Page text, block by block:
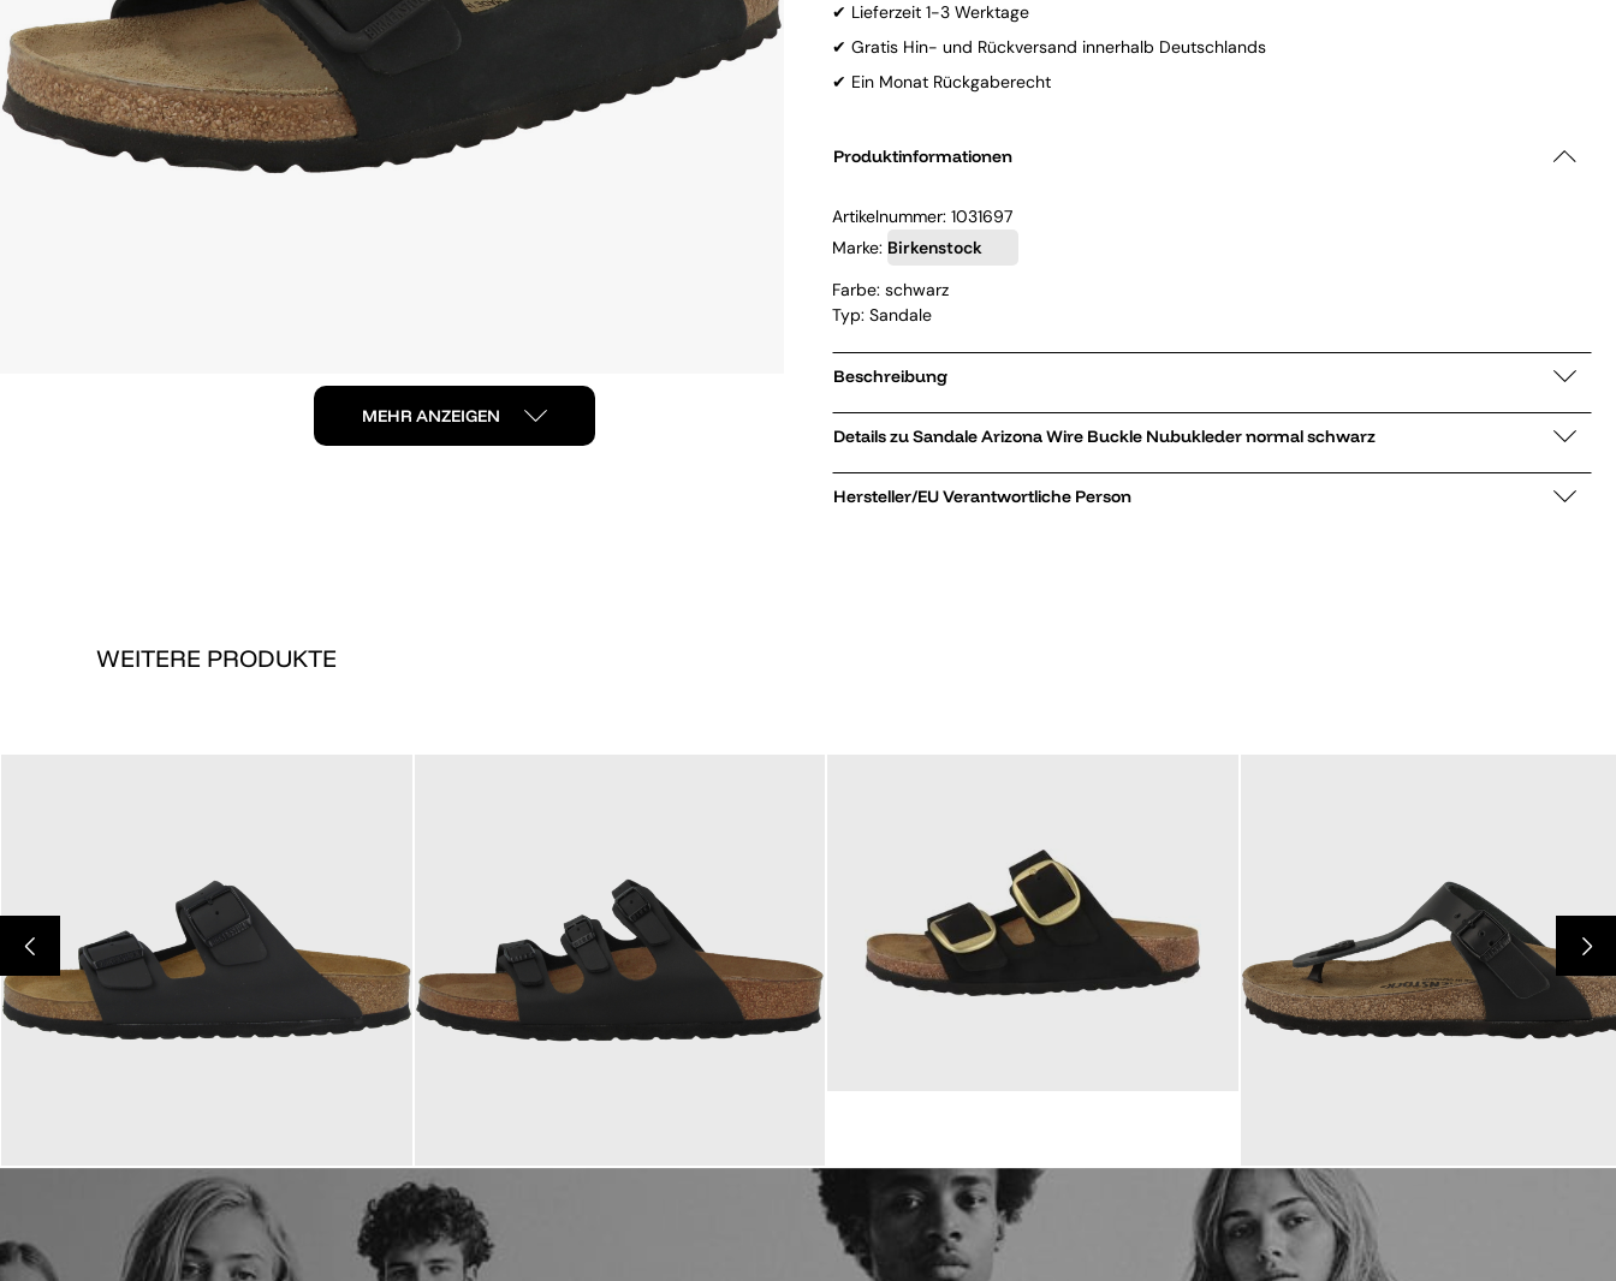
MEHR ANZEIGEN
✔ Lieferzeit 1-3 Werktage
✔ Gratis Hin- und Rückversand innerhalb Deutschlands
✔ Ein Monat Rückgaberecht
Produktinformationen
Artikelnummer: 1031697
Marke: Birkenstock
Farbe: schwarz
Typ: Sandale
Beschreibung
Details zu Sandale Arizona Wire Buckle Nubukleder normal schwarz
Hersteller/EU Verantwortliche Person
WEITERE PRODUKTE